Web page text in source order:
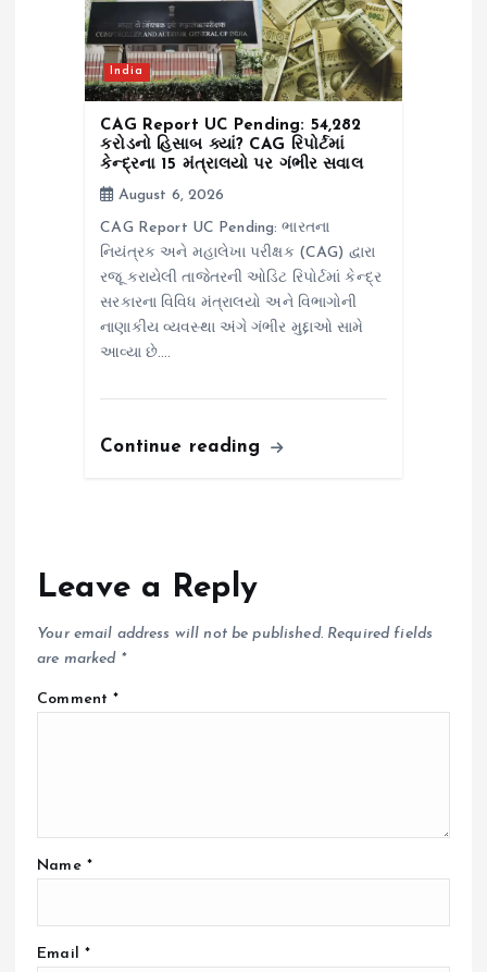
India
CAG Report UC Pending: ₹54,282
કરોડનો હિસાબ ક્યાં? CAG રિપોર્ટમાં
કેન્દ્રના 15 મંત્રાલયો પર ગંભીર સવાલ
August 6, 2026
CAG Report UC Pending: ભારતના
નિયંત્રક અને મહાલેખા પરીક્ષક (CAG) દ્વારા
રજૂ કરાયેલી તાજેતરની ઓડિટ રિપોર્ટમાં કેન્દ્ર
સરકારના વિવિધ મંત્રાલયો અને વિભાગોની
નાણાકીય વ્યવસ્થા અંગે ગંભીર મુદ્દાઓ સામે
આવ્યા છે.…
Continue reading
Leave a Reply
Your email address will not be published. Required fields
are marked *
Comment*
Name *
Email *